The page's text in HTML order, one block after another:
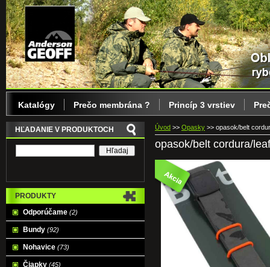
Úvod >> Opasky >> opasok/belt
opasok/belt cordura/leaf
HĽADANIE V PRODUKTOCH
PRODUKTY
Odporúčame (2)
Bundy (92)
Nohavice (73)
Čiapky (45)
Katalógy Prečo membrána ? Princíp 3 vrstiev